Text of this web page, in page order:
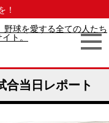
！
合当日レポート